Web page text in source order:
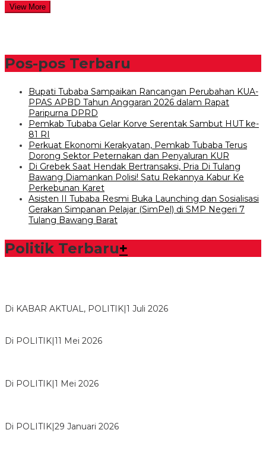
View More
Pos-pos Terbaru
Bupati Tubaba Sampaikan Rancangan Perubahan KUA-
PPAS APBD Tahun Anggaran 2026 dalam Rapat
Paripurna DPRD
Pemkab Tubaba Gelar Korve Serentak Sambut HUT ke-
81 RI
Perkuat Ekonomi Kerakyatan, Pemkab Tubaba Terus
Dorong Sektor Peternakan dan Penyaluran KUR
Di Grebek Saat Hendak Bertransaksi, Pria Di Tulang
Bawang Diamankan Polisi! Satu Rekannya Kabur Ke
Perkebunan Karet
Asisten II Tubaba Resmi Buka Launching dan Sosialisasi
Gerakan Simpanan Pelajar (SimPel) di SMP Negeri 7
Tulang Bawang Barat
Politik Terbaru+
Di KABAR AKTUAL, POLITIK 1 Juli 2026
Di POLITIK 11 Mei 2026
Di POLITIK 1 Mei 2026
Di POLITIK 29 Januari 2026